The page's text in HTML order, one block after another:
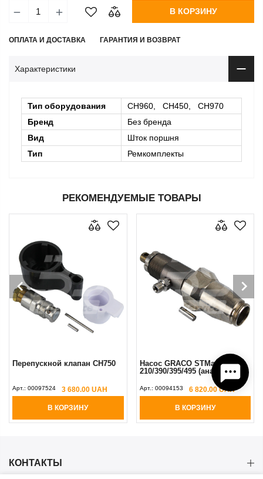
В КОРЗИНУ
ОПЛАТА И ДОСТАВКА ГАРАНТИЯ И ВОЗВРАТ
Характеристики
Тип оборудования
CH960, CH450, CH970
Бренд
Без бренда
Вид
Шток поршня
Тип
Ремкомплекты
РЕКОМЕНДУЕМЫЕ ТОВАРЫ
Перепускной клапан CH750
Арт.: 00097524 3 680.00 UAH
В КОРЗИНУ
Насос GRACO STMax
210/390/395/495 (аналог)
Арт.: 00094153 6 820.00 UAH
В КОРЗИНУ
КОНТАКТЫ